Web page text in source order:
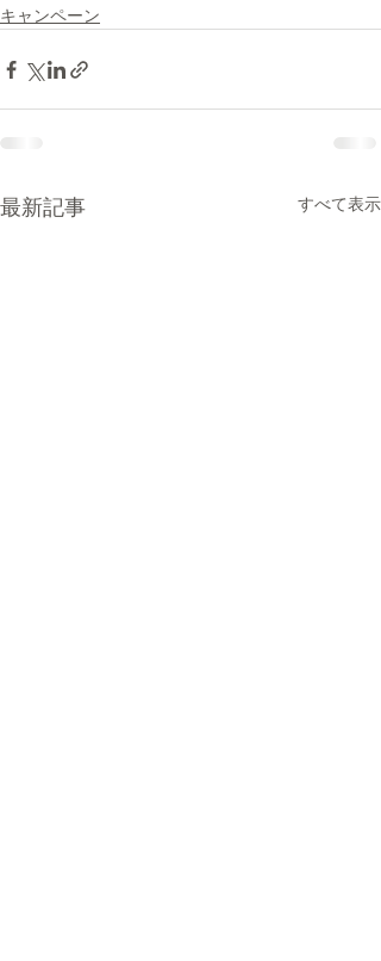
キャンペーン
最新記事 すべて表示